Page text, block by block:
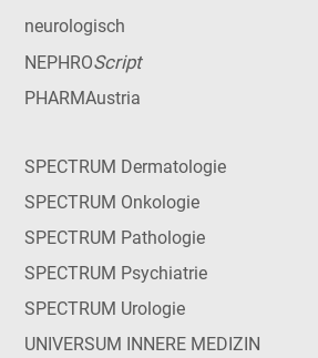
neurologisch
NEPHROScript
PHARMAustria
SPECTRUM Dermatologie
SPECTRUM Onkologie
SPECTRUM Pathologie
SPECTRUM Psychiatrie
SPECTRUM Urologie
UNIVERSUM INNERE MEDIZIN